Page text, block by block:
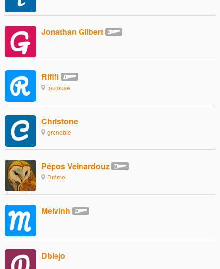
Jonathan Gilbert
Rififi
toulouse
Christone
grenoble
Pépos Veinardouz
Drôme
Melvinh
Dblejo